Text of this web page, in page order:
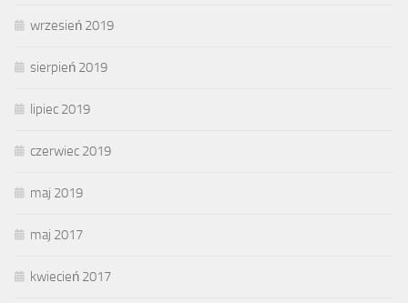
wrzesień 2019
sierpień 2019
lipiec 2019
czerwiec 2019
maj 2019
maj 2017
kwiecień 2017